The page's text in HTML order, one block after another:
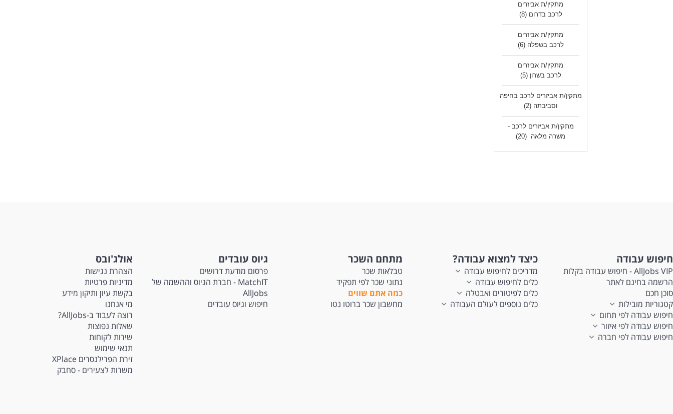
מתקין/ת אביזרים
לרכב בדרום (8)
מתקין/ת אביזרים
לרכב בשפלה (6)
מתקין/ת אביזרים
לרכב בשרון (5)
מתקין/ת אביזרים לרכב בחיפה
וסביבתה (2)
מתקין/ת אביזרים לרכב -
משרה מלאה (20)
חיפוש עבודה
AllJobs VIP - חיפוש עבודה בקלות
הרשמה בחינם לאתר
סוכן חכם
קטגוריות מובילות
חיפוש עבודה לפי תחום
חיפוש עבודה לפי איזור
חיפוש עבודה לפי חברה
כיצד למצוא עבודה?
מדריכים לחיפוש עבודה
כלים לחיפוש עבודה
כלים לפיטורים ואבטלה
כלים נוספים לעולם העבודה
מתחם השכר
טבלאות שכר
נתוני שכר לפי תפקיד
כמה אתם שווים
מחשבון שכר ברוטו נטו
גיוס עובדים
פרסום מודעת דרושים
MatchIT - חברת הגיוס וההשמה של
AllJobs
חיפוש וגיוס עובדים
אולג'ובס
הצהרת נגישות
מדיניות פרטיות
בקשת עיון ותיקון מידע
מי אנחנו
רוצה לעבוד ב-AllJobs?
שאלות נפוצות
שירות לקוחות
תנאי שימוש
זירת הפרילנסרים XPlace
משרות לצעירים - סחבק